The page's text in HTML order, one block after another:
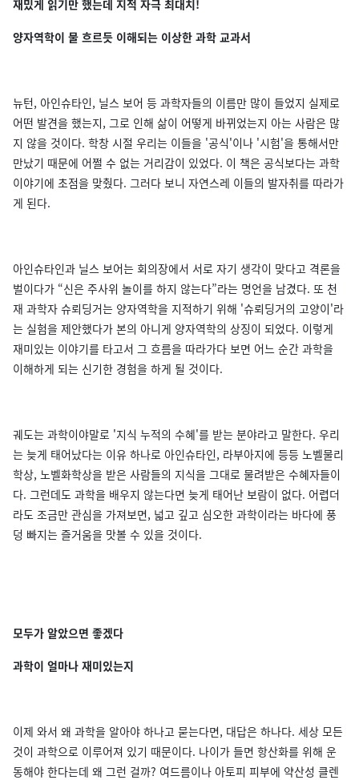
재밌게 읽기만 했는데 지적 자극 최대치!
양자역학이 물 흐르듯 이해되는 이상한 과학 교과서
뉴턴, 아인슈타인, 닐스 보어 등 과학자들의 이름만 많이 들었지 실제로
어떤 발견을 했는지, 그로 인해 삶이 어떻게 바뀌었는지 아는 사람은 많
지 않을 것이다. 학창 시절 우리는 이들을 '공식'이나 '시험'을 통해서만
만났기 때문에 어쩔 수 없는 거리감이 있었다. 이 책은 공식보다는 과학
이야기에 초점을 맞췄다. 그러다 보니 자연스레 이들의 발자취를 따라가
게 된다.
아인슈타인과 닐스 보어는 회의장에서 서로 자기 생각이 맞다고 격론을
벌이다가 “신은 주사위 놀이를 하지 않는다”라는 명언을 남겼다. 또 천
재 과학자 슈뢰딩거는 양자역학을 지적하기 위해 '슈뢰딩거의 고양이'라
는 실험을 제안했다가 본의 아니게 양자역학의 상징이 되었다. 이렇게
재미있는 이야기를 타고서 그 흐름을 따라가다 보면 어느 순간 과학을
이해하게 되는 신기한 경험을 하게 될 것이다.
궤도는 과학이야말로 '지식 누적의 수혜'를 받는 분야라고 말한다. 우리
는 늦게 태어났다는 이유 하나로 아인슈타인, 라부아지에 등등 노벨물리
학상, 노벨화학상을 받은 사람들의 지식을 그대로 물려받은 수혜자들이
다. 그런데도 과학을 배우지 않는다면 늦게 태어난 보람이 없다. 어렵더
라도 조금만 관심을 가져보면, 넓고 깊고 심오한 과학이라는 바다에 풍
덩 빠지는 즐거움을 맛볼 수 있을 것이다.
모두가 알았으면 좋겠다
과학이 얼마나 재미있는지
이제 와서 왜 과학을 알아야 하나고 묻는다면, 대답은 하나다. 세상 모든
것이 과학으로 이루어져 있기 때문이다. 나이가 들면 항산화를 위해 운
동해야 한다는데 왜 그런 걸까? 여드름이나 아토피 피부에 약산성 클렌